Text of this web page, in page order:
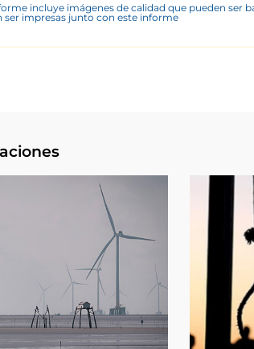
incluye imágenes de calidad que pueden ser
ser impresas junto con este informe